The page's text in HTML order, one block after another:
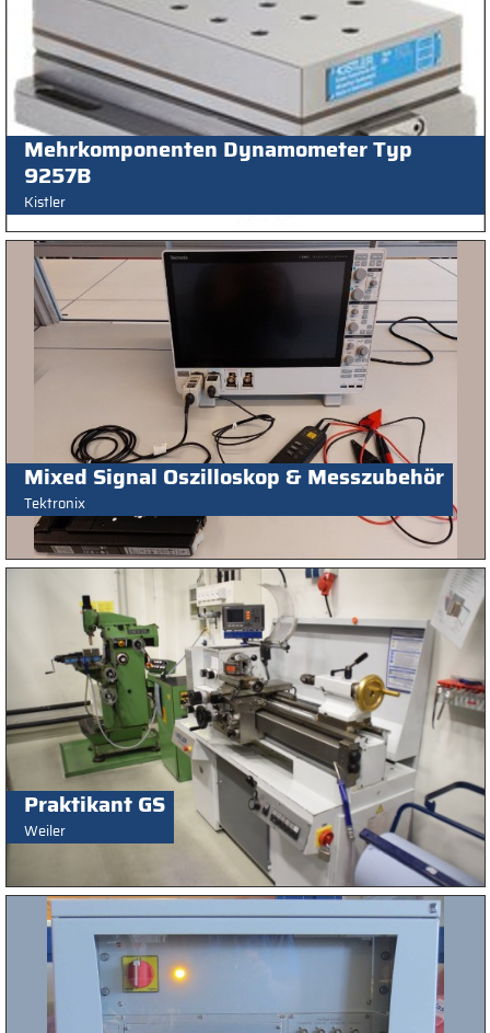
Mehrkomponenten Dynamometer Typ
9257B
Kistler
Mixed Signal Oszilloskop & Messzubehör
Tektronix
Praktikant GS
Weiler